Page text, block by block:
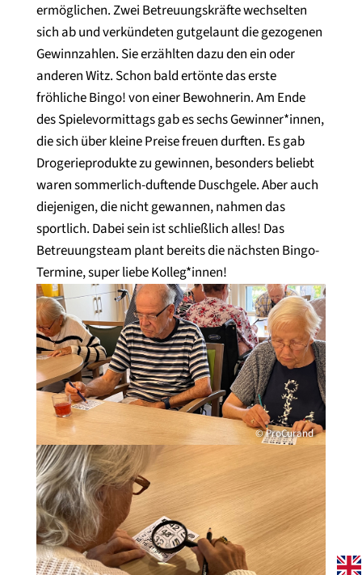
ermöglichen. Zwei Betreuungskräfte wechselten
sich ab und verkündeten gutgelaunt die gezogenen
Gewinnzahlen. Sie erzählten dazu den ein oder
anderen Witz. Schon bald ertönte das erste
fröhliche Bingo! von einer Bewohnerin. Am Ende
des Spielevormittags gab es sechs Gewinner*innen,
die sich über kleine Preise freuen durften. Es gab
Drogerieprodukte zu gewinnen, besonders beliebt
waren sommerlich-duftende Duschgele. Aber auch
diejenigen, die nicht gewannen, nahmen das
sportlich. Dabei sein ist schließlich alles! Das
Betreuungsteam plant bereits die nächsten Bingo-
Termine, super liebe Kolleg*innen!
© ProCurand